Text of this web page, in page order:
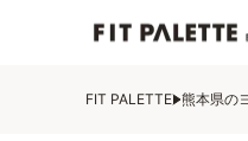
FIT PALETTE 熊本県の